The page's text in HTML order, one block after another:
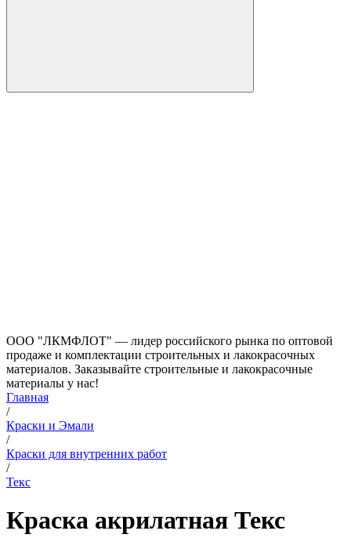
ООО "ЛКМФЛОТ" — лидер российского рынка по оптовой
продаже и комплектации строительных и лакокрасочных
материалов. Заказывайте строительные и лакокрасочные
материалы у нас!
Главная
/
Краски и Эмали
/
Краски для внутренних работ
/
Текс
Краска акрилатная Текс